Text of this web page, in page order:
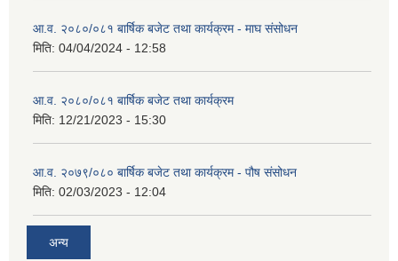
आ.व. २०८०/०८१ बार्षिक बजेट तथा कार्यक्रम - माघ संसोधन
मिति: 04/04/2024 - 12:58
आ.व. २०८०/०८१ बार्षिक बजेट तथा कार्यक्रम
मिति: 12/21/2023 - 15:30
आ.व. २०७९/०८० बार्षिक बजेट तथा कार्यक्रम - पौष संसोधन
मिति: 02/03/2023 - 12:04
अन्य